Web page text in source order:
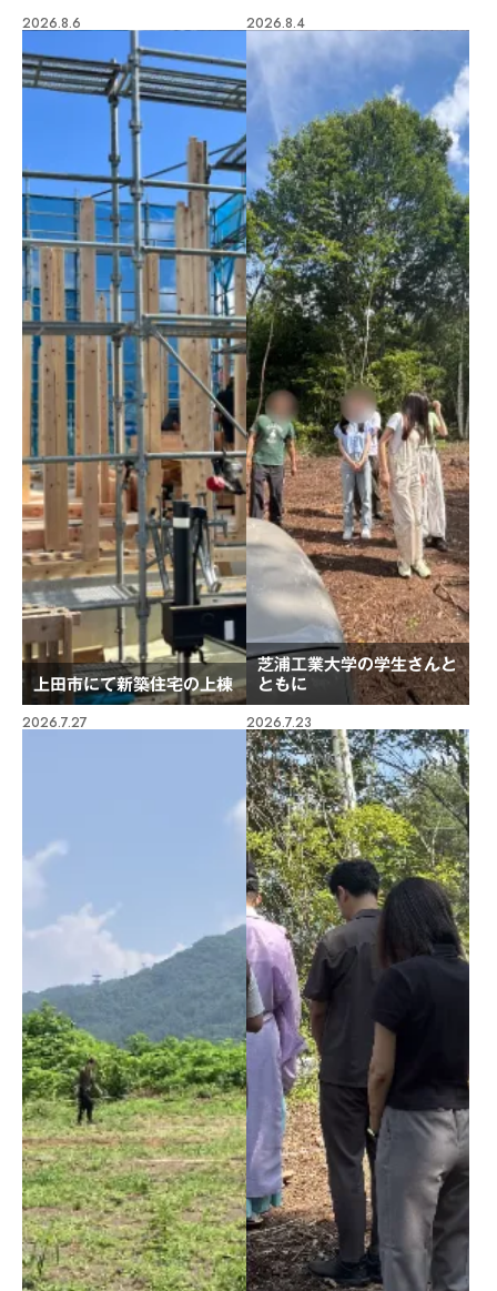
2026.8.6
上田市にて新築住宅の上棟
2026.8.4
芝浦工業大学の学生さんと
ともに
2026.7.27 2026.7.23